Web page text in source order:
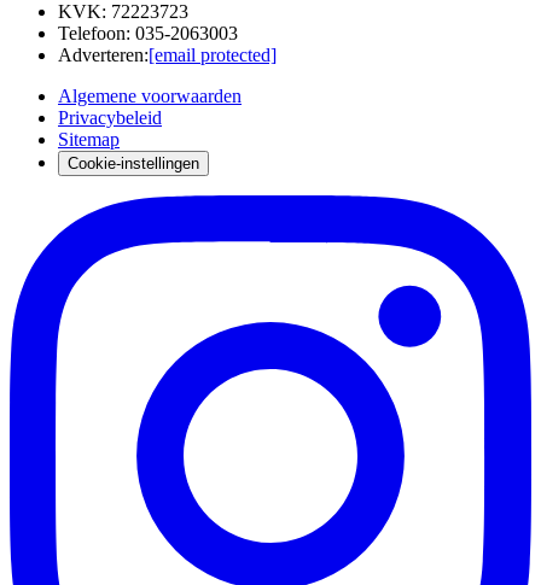
KVK: 72223723
Telefoon: 035-2063003
Adverteren:[email protected]
Algemene voorwaarden
Privacybeleid
Sitemap
Cookie-instellingen